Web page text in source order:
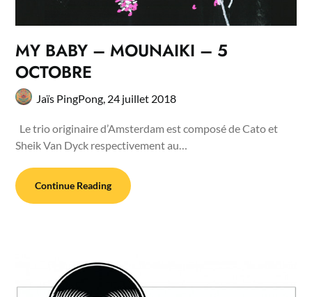
MY BABY – MOUNAIKI – 5
OCTOBRE
Jaïs PingPong, 24 juillet 2018
Le trio originaire d’Amsterdam est composé de Cato et
Sheik Van Dyck respectivement au…
Continue Reading